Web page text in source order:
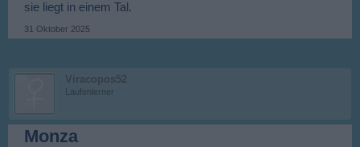
sie liegt in einem Tal.
31 Oktober 2025
Viracopos52
Laufenlerner
Monza